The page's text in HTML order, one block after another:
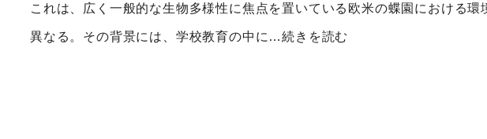
これは、広く一般的な生物多様性に焦点を置いている欧米の蝶園における環
異なる。その背景には、学校教育の中に …続きを読む